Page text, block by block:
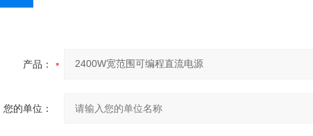
产品：
您的单位：